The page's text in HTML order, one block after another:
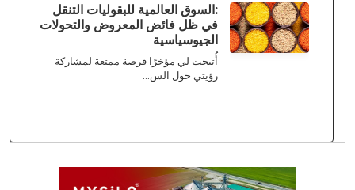
:السوق العالمية للبقوليات التنقل
في ظل فائض المعروض والتحولات
الجيوسياسية
أُتيحت لي مؤخرًا فرصة ممتعة لمشاركة
رؤيتي حول الس...